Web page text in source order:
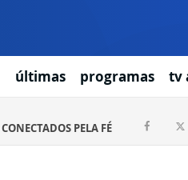
últimas programas tv
CONECTADOS PELA FÉ